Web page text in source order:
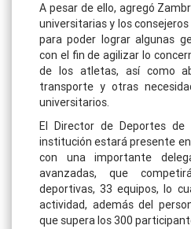
A pesar de ello, agregó
universitarias y los
para poder lograr algunas
con el fin de agilizar lo
de los atletas, así como
transporte y otras
universitarios.
El Director de Deportes
institución estará presente
con una importante
avanzadas, que
deportivas, 33 equipos, lo
actividad, además del
que supera los 300